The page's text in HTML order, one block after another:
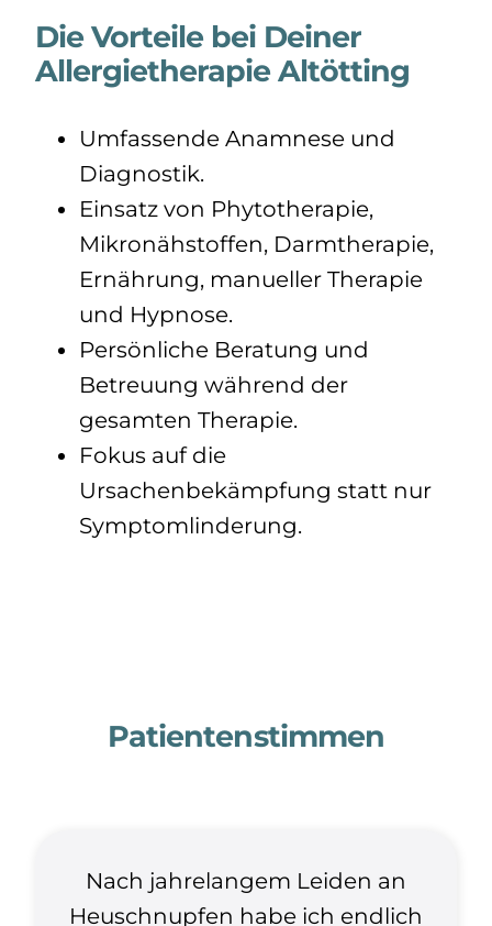
Die Vorteile bei Deiner
Allergietherapie Altötting
Umfassende Anamnese und
Diagnostik.
Einsatz von Phytotherapie,
Mikronähstoffen, Darmtherapie,
Ernährung, manueller Therapie
und Hypnose.
Persönliche Beratung und
Betreuung während der
gesamten Therapie.
Fokus auf die
Ursachenbekämpfung statt nur
Symptomlinderung.
Patientenstimmen
Nach jahrelangem Leiden an
Heuschnupfen habe ich endlich